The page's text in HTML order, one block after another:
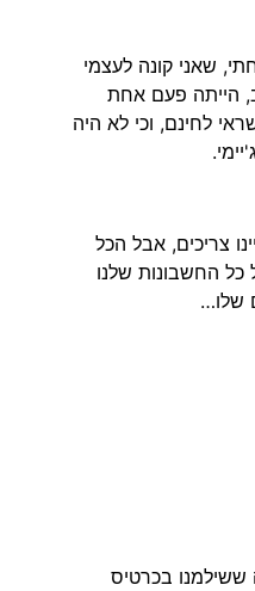
שאני קונה לעצמי
הייתה פעם אחת
לחינם, וכי לא היה
צריכים, אבל הכל
החשבונות שלנו
שלו…
ששילמנו בכרטיס